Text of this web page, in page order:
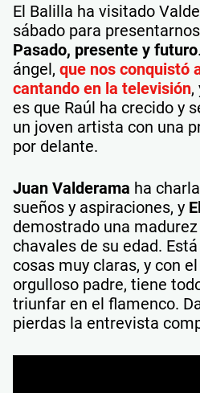
El Balilla ha visitado
sábado para
Pasado, presente y futuro
ángel, que nos conquistó
cantando en la televisión,
es que Raúl ha crecido y
un joven artista con una
por delante.
Juan Valderama ha
sueños y aspiraciones, y
demostrado una
chavales de su edad.
cosas muy claras, y con
orgulloso padre, tiene
triunfar en el flamenco.
pierdas la entrevista